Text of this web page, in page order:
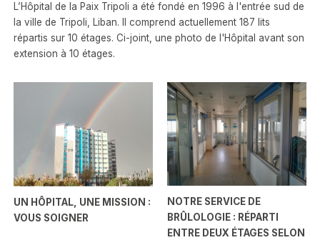
L’Hôpital de la Paix Tripoli a été fondé en 1996 à l'entrée sud de
la ville de Tripoli, Liban. Il comprend actuellement 187 lits
répartis sur 10 étages. Ci-joint, une photo de l'Hôpital avant son
extension à 10 étages.
UN HÔPITAL, UNE MISSION :
VOUS SOIGNER
NOTRE SERVICE DE
BRÛLOLOGIE : RÉPARTI
ENTRE DEUX ÉTAGES SELON